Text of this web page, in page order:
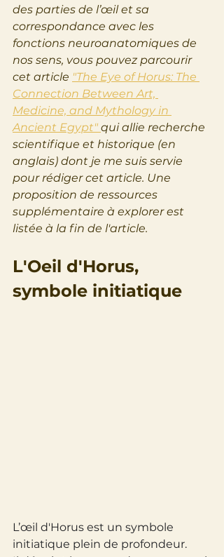
des parties de l’œil et sa
correspondance avec les
fonctions neuroanatomiques de
nos sens, vous pouvez parcourir
cet article "The Eye of Horus: The
Connection Between Art,
Medicine, and Mythology in
Ancient Egypt" qui allie recherche
scientifique et historique (en
anglais) dont je me suis servie
pour rédiger cet article. Une
proposition de ressources
supplémentaire à explorer est
listée à la fin de l'article.
L'Oeil d'Horus,
symbole initiatique
L’œil d'Horus est un symbole
initiatique plein de profondeur.